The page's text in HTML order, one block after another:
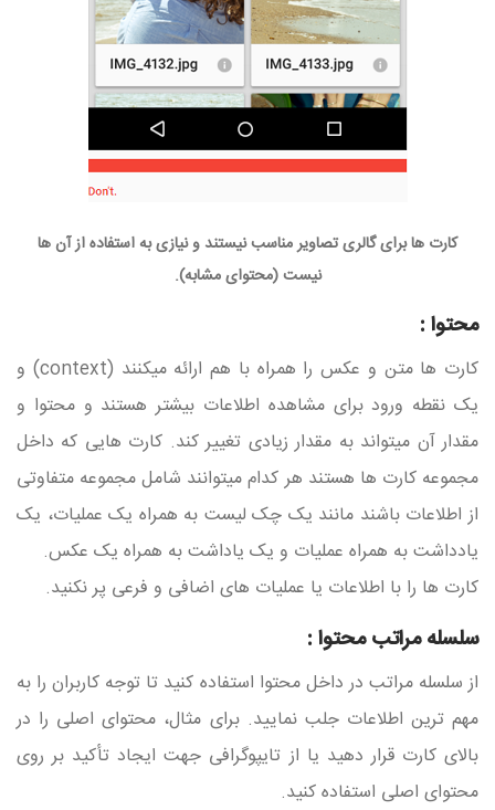
کارت ها برای گالری تصاویر مناسب نیستند و نیازی به استفاده از آن ها
نیست (محتوای مشابه).
محتوا :
کارت ها متن و عکس را همراه با هم ارائه میکنند (context) و
یک نقطه ورود برای مشاهده اطلاعات بیشتر هستند و محتوا و
مقدار آن میتواند به مقدار زیادی تغییر کند. کارت هایی که داخل
مجموعه کارت ها هستند هر کدام میتوانند شامل مجموعه متفاوتی
از اطلاعات باشند مانند یک چک لیست به همراه یک عملیات، یک
یادداشت به همراه عملیات و یک یاداشت به همراه یک عکس.
کارت ها را با اطلاعات یا عملیات های اضافی و فرعی پر نکنید.
سلسله مراتب محتوا :
از سلسله مراتب در داخل محتوا استفاده کنید تا توجه کاربران را به
مهم ترین اطلاعات جلب نمایید. برای مثال، محتوای اصلی را در
بالای کارت قرار دهید یا از تایپوگرافی جهت ایجاد تأکید بر روی
محتوای اصلی استفاده کنید.